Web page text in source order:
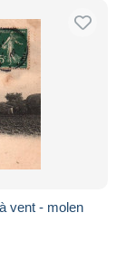
vent - molen